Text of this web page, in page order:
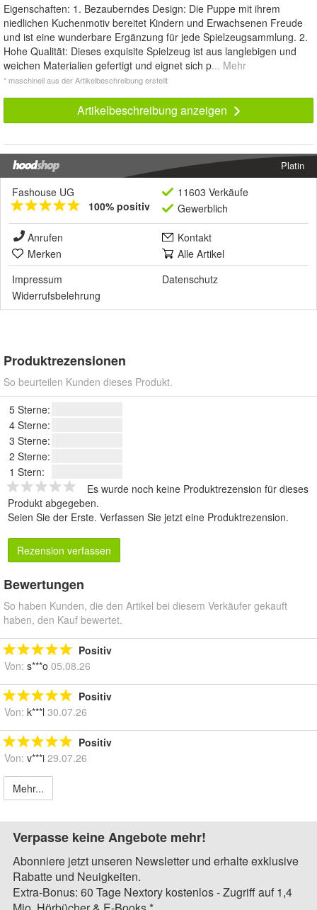
Eigenschaften: 1. Bezauberndes Design: Die Puppe mit ihrem
niedlichen Kuchenmotiv bereitet Kindern und Erwachsenen Freude
und ist eine wunderbare Ergänzung für jede Spielzeugsammlung. 2.
Hohe Qualität: Dieses exquisite Spielzeug ist aus langlebigen und
weichen Materialien gefertigt und eignet sich p... Mehr
* maschinell aus der Artikelbeschreibung erstellt
Artikelbeschreibung anzeigen
Platin
Fashouse UG
100% positiv
11603 Verkäufe
Gewerblich
Anrufen
Kontakt
Merken
Alle Artikel
Impressum
Datenschutz
Widerrufsbelehrung
Produktrezensionen
So beurteilen Kunden dieses Produkt.
5 Sterne:
4 Sterne:
3 Sterne:
2 Sterne:
1 Stern:
Es wurde noch keine Produktrezension für dieses
Produkt abgegeben.
Seien Sie der Erste. Verfassen Sie jetzt eine Produktrezension.
Rezension verfassen
Bewertungen
So haben Kunden, die den Artikel bei diesem Verkäufer gekauft
haben, den Kauf bewertet.
Positiv
Von: s***o 05.08.26
Positiv
Von: k***l 30.07.26
Positiv
Von: v***i 29.07.26
Mehr...
Verpasse keine Angebote mehr!
Abonniere jetzt unseren Newsletter und erhalte exklusive
Rabatte und Neuigkeiten.
Extra-Bonus: 60 Tage Nextory kostenlos - Zugriff auf 1,4